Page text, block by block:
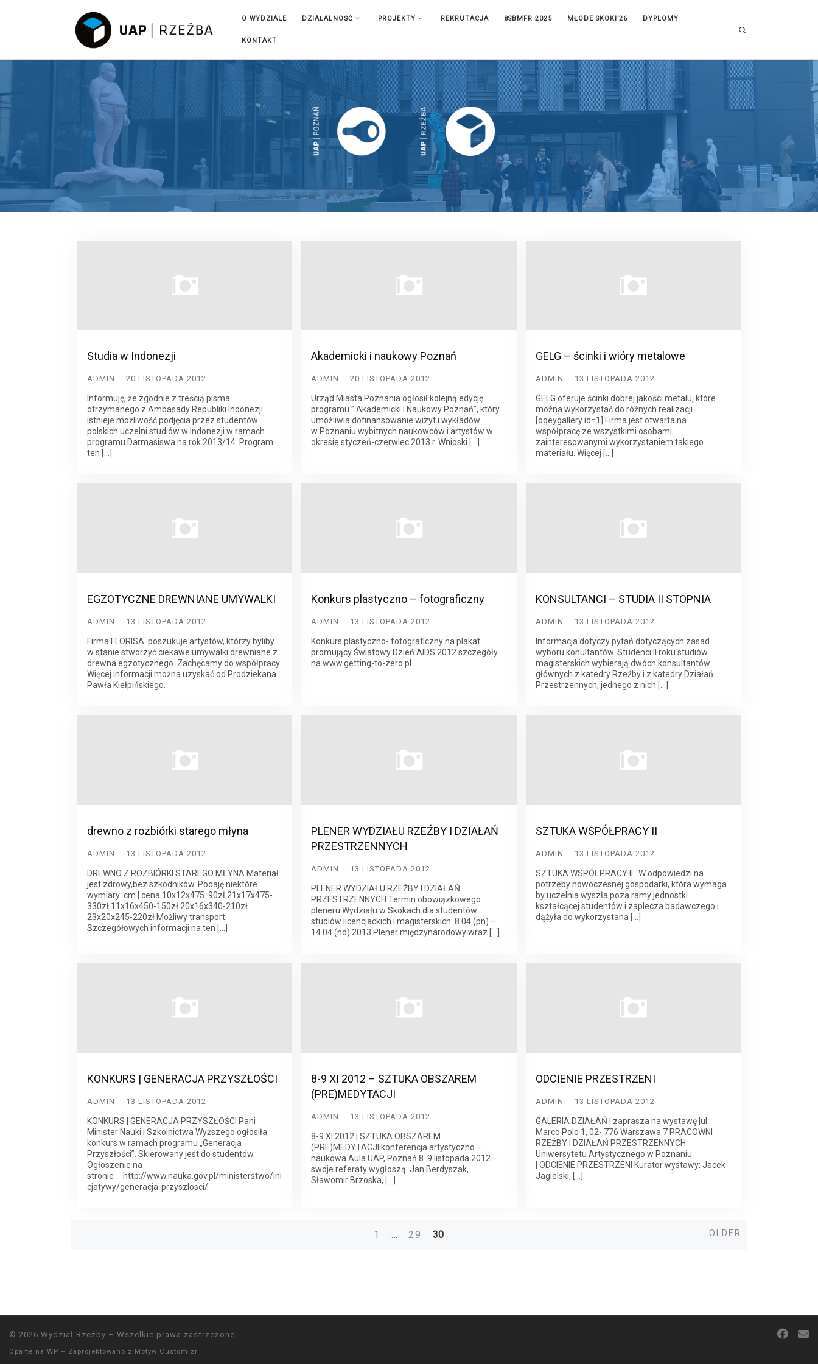
O WYDZIALE DZIAŁALNOŚĆ PROJEKTY REKRUTACJA 8SBMFR 2025 MŁODE SKOKI’26 DYPLOMY
KONTAKT
Studia w Indonezji
ADMIN 20 LISTOPADA 2012
Informuję, że zgodnie z treścią pisma
otrzymanego z Ambasady Republiki Indonezji
istnieje możliwość podjęcia przez studentów
polskich uczelni studiów w Indonezji w ramach
programu Darmasiswa na rok 2013/14. Program
ten […]
Akademicki i naukowy Poznań
ADMIN 20 LISTOPADA 2012
Urząd Miasta Poznania ogłosił kolejną edycję
programu ” Akademicki i Naukowy Poznań”, który
umożliwia dofinansowanie wizyt i wykładów
w Poznaniu wybitnych naukowców i artystów w
okresie styczeń-czerwiec 2013 r. Wnioski […]
GELG – ścinki i wióry metalowe
ADMIN 13 LISTOPADA 2012
GELG oferuje ścinki dobrej jakości metalu, które
można wykorzystać do różnych realizacji.
[oqeygallery id=1] Firma jest otwarta na
współpracę ze wszystkimi osobami
zainteresowanymi wykorzystaniem takiego
materiału. Więcej […]
EGZOTYCZNE DREWNIANE UMYWALKI
ADMIN 13 LISTOPADA 2012
Firma FLORISA poszukuje artystów, którzy byliby
w stanie stworzyć ciekawe umywalki drewniane z
drewna egzotycznego. Zachęcamy do współpracy.
Więcej informacji można uzyskać od Prodziekana
Pawła Kiełpińskiego.
Konkurs plastyczno – fotograficzny
ADMIN 13 LISTOPADA 2012
Konkurs plastyczno- fotograficzny na plakat
promujący Światowy Dzień AIDS 2012 szczegóły
na www.getting-to-zero.pl
KONSULTANCI – STUDIA II STOPNIA
ADMIN 13 LISTOPADA 2012
Informacja dotyczy pytań dotyczących zasad
wyboru konultantów. Studenci II roku studiów
magisterskich wybierają dwóch konsultantów
głównych z katedry Rzeźby i z katedry Działań
Przestrzennych, jednego z nich […]
drewno z rozbiórki starego młyna
ADMIN 13 LISTOPADA 2012
DREWNO Z ROZBIÓRKI STAREGO MŁYNA Materiał
jest zdrowy,bez szkodników. Podaję niektóre
wymiary: cm | cena 10x12x475 90zł 21x17x475-
330zł 11x16x450-150zł 20x16x340-210zł
23x20x245-220zł Możliwy transport.
Szczegółowych informacji na ten […]
PLENER WYDZIAŁU RZEŹBY I DZIAŁAŃ
PRZESTRZENNYCH
ADMIN 13 LISTOPADA 2012
PLENER WYDZIAŁU RZEŹBY I DZIAŁAŃ
PRZESTRZENNYCH Termin obowiązkowego
pleneru Wydziału w Skokach dla studentów
studiów licencjackich i magisterskich: 8.04 (pn) –
14.04 (nd) 2013 Plener międzynarodowy wraz […]
SZTUKA WSPÓŁPRACY II
ADMIN 13 LISTOPADA 2012
SZTUKA WSPÓŁPRACY II W odpowiedzi na
potrzeby nowoczesnej gospodarki, która wymaga
by uczelnia wyszła poza ramy jednostki
kształcącej studentów i zaplecza badawczego i
dążyła do wykorzystana […]
KONKURS | GENERACJA PRZYSZŁOŚCI
ADMIN 13 LISTOPADA 2012
KONKURS | GENERACJA PRZYSZŁOŚCI Pani
Minister Nauki i Szkolnictwa Wyższego ogłosiła
konkurs w ramach programu „Generacja
Przyszłości”. Skierowany jest do studentów.
Ogłoszenie na
stronie http://www.nauka.gov.pl/ministerstwo/ini
cjatywy/generacja-przyszlosci/
8-9 XI 2012 – SZTUKA OBSZAREM
(PRE)MEDYTACJI
ADMIN 13 LISTOPADA 2012
8-9 XI 2012 | SZTUKA OBSZAREM
(PRE)MEDYTACJI konferencja artystyczno –
naukowa Aula UAP, Poznań 8  9 listopada 2012 –
swoje referaty wygłoszą: Jan Berdyszak,
Sławomir Brzoska, […]
ODCIENIE PRZESTRZENI
ADMIN 13 LISTOPADA 2012
GALERIA DZIAŁAŃ | zaprasza na wystawę |ul.
Marco Polo 1, 02- 776 Warszawa 7 PRACOWNI
RZEŹBY I DZIAŁAŃ PRZESTRZENNYCH
Uniwersytetu Artystycznego w Poznaniu
| ODCIENIE PRZESTRZENI Kurator wystawy: Jacek
Jagielski, […]
1 … 29 30 OLDER
© 2026 Wydział Rzeźby – Wszelkie prawa zastrzeżone
Oparte na WP – Zaprojektowano z Motyw Customizr